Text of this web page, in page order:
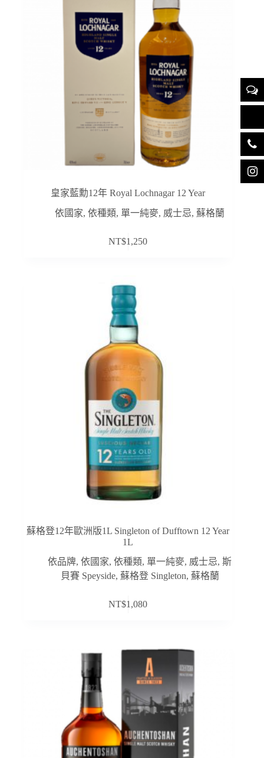
皇家藍勳12年 Royal Lochnagar 12 Year
依國家,依種類, 單一純麥, 威士忌,蘇格蘭
NT$1,250
蘇格登12年歐洲版1L Singleton of Dufftown 12 Year
1L
依品牌,依國家,依種類, 單一純麥, 威士忌,斯
貝賽 Speyside, 蘇格登 Singleton, 蘇格蘭
NT$1,080